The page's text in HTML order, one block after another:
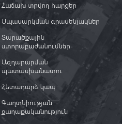
Հաճախ տրվող հարցեր
Սպասարկման գրասենյակներ
Տարածքային
ստորաբաժանումներ
Ազդարարման
պատասխանատու
Հետադարձ կապ
Գաղտնիության
քաղաքականություն